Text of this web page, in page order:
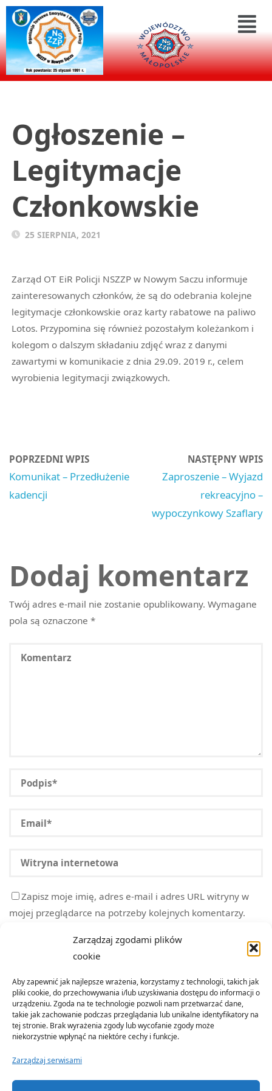
Zarządzaj zgodami plików
cookie
Aby zapewnić jak najlepsze wrażenia, korzystamy z technologii, takich jak
pliki cookie, do przechowywania i/lub uzyskiwania dostępu do informacji o
urządzeniu. Zgoda na te technologie pozwoli nam przetwarzać dane,
takie jak zachowanie podczas przeglądania lub unikalne identyfikatory na
tej stronie. Brak wyrażenia zgody lub wycofanie zgody może
niekorzystnie wpłynąć na niektóre cechy i funkcje.
Zarządzaj serwisami
Ogłoszenie –
Legitymacje
Członkowskie
25 SIERPNIA, 2021
Zarząd OT EiR Policji NSZZP w Nowym Saczu informuje
zainteresowanych członków, że są do odebrania kolejne
legitymacje członkowskie oraz karty rabatowe na paliwo
Lotos. Przypomina się również pozostałym koleżankom i
kolegom o dalszym składaniu zdjęć wraz z danymi
zawartymi w komunikacie z dnia 29.09. 2019 r., celem
wyrobienia legitymacji związkowych.
POPRZEDNI WPIS
Komunikat – Przedłużenie
kadencji
NASTĘPNY WPIS
Zaproszenie – Wyjazd
rekreacyjno –
wypoczynkowy Szaflary
Dodaj komentarz
Twój adres e-mail nie zostanie opublikowany. Wymagane
pola są oznaczone*
Zapisz moje imię, adres e-mail i adres URL witryny w
mojej przeglądarce na potrzeby kolejnych komentarzy.
©2022 Organizacja Terenowa Emerytów i Rencistów Policji w